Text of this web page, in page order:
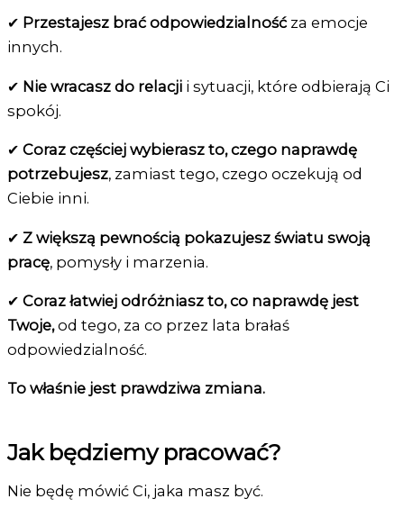
✔ Przestajesz brać odpowiedzialnośćza emocje
innych.
✔ Nie wracasz do relacji i sytuacji, które odbierają Ci
spokój.
✔ Coraz częściej wybierasz to, czego naprawdę
potrzebujesz, zamiast tego, czego oczekują od
Ciebie inni.
✔ Z większą pewnością pokazujesz światu swoją
pracę, pomysły i marzenia.
✔ Coraz łatwiej odróżniasz to, co naprawdę jest
Twoje,od tego, za co przez lata brałaś
odpowiedzialność.
To właśnie jest prawdziwa zmiana.
Jak będziemy pracować?
Nie będę mówić Ci, jaka masz być.